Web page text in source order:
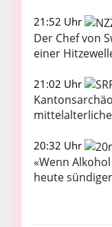
21:52 Uhr
Der Chef von
einer
21:02 Uhr
mittelalterliche
20:32 Uhr
«Wenn
heute